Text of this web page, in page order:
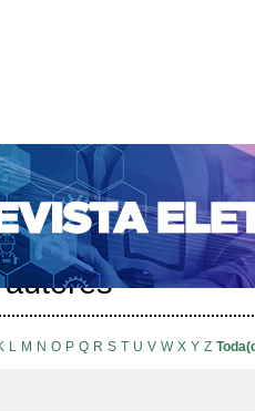
ACESSO CADASTRO
PORTAL DE REVISTAS
PARA AVALIADORES
de autores
L M N O P Q R S T U V W X Y Z